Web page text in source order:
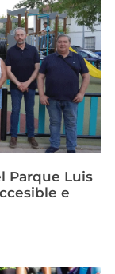
Parque Luis
e